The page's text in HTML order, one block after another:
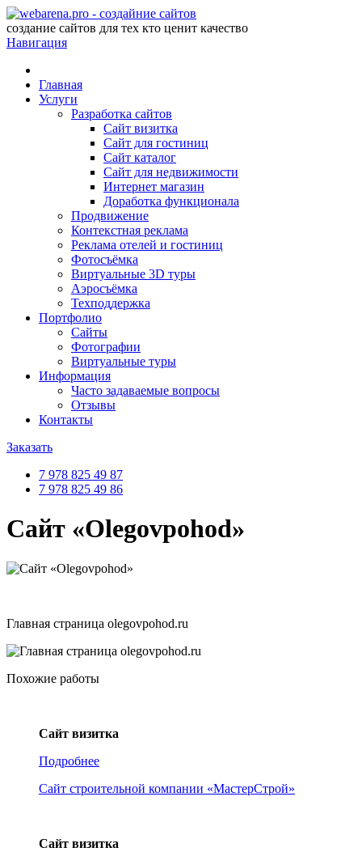
создание сайтов для тех кто ценит качество
Навигация
Главная
Услуги
Разработка сайтов
Сайт визитка
Сайт для гостиниц
Сайт каталог
Сайт для недвижимости
Интернет магазин
Доработка функционала
Продвижение
Контекстная реклама
Реклама отелей и гостиниц
Фотосъёмка
Виртуальные 3D туры
Аэросъёмка
Техподдержка
Портфолио
Сайты
Фотографии
Виртуальные туры
Информация
Часто задаваемые вопросы
Отзывы
Контакты
Заказать
7 978 825 49 87
7 978 825 49 86
Сайт «Olegovpohod»
Главная страница olegovpohod.ru
Похожие работы
Сайт визитка
Подробнее
Сайт строительной компании «МастерСтрой»
Сайт визитка